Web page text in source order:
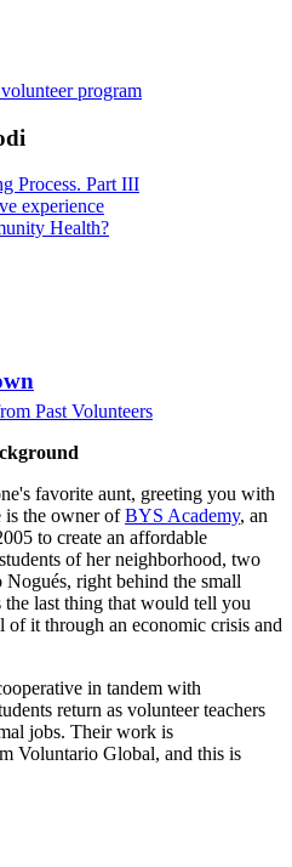
program
Process. Part III
experience
Health?
Past Volunteers
favorite aunt, greeting you with
is the owner ofBYS Academy, an
to create an affordable
of her neighborhood, two
right behind the small
last thing that would tell you
of it through an economic crisis and
in tandem with
return as volunteer teachers
jobs. Their work is
Voluntario Global, and this is